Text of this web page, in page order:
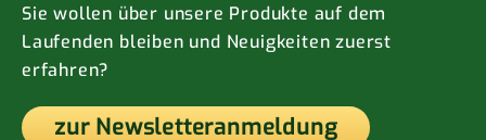
Sie wollen über unsere Produkte auf dem
Laufenden bleiben und Neuigkeiten zuerst
erfahren?
zur Newsletteranmeldung